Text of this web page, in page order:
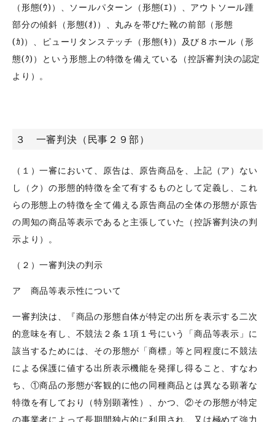
（形態(ｳ)）、ソールパターン（形態(ｴ)）、アウトソール踵
部分の傾斜（形態(ｵ)）、丸みを帯びた靴の前部（形態
(ｶ)）、ピューリタンステッチ（形態(ｷ)）及び８ホール（形
態(ｸ)）という形態上の特徴を備えている（控訴審判決の認定
より）。
３ 一審判決（民事２９部）
（１）一審において、原告は、原告商品を、上記（ア）ない
し（ク）の形態的特徴を全て有するものとして定義し、これ
らの形態上の特徴を全て備える原告商品の全体の形態が原告
の周知の商品等表示であると主張していた（控訴審判決の判
示より）。
（２）一審判決の判示
ア 商品等表示性について
一審判決は、『商品の形態自体が特定の出所を表示する二次
的意味を有し、不競法２条１項１号にいう「商品等表示」に
該当するためには、その形態が「商標」等と同程度に不競法
による保護に値する出所表示機能を発揮し得ること、すなわ
ち、①商品の形態が客観的に他の同種商品とは異なる顕著な
特徴を有しており（特別顕著性）、かつ、②その形態が特定
の事業者によって長期間独占的に利用され、又は極めて強力